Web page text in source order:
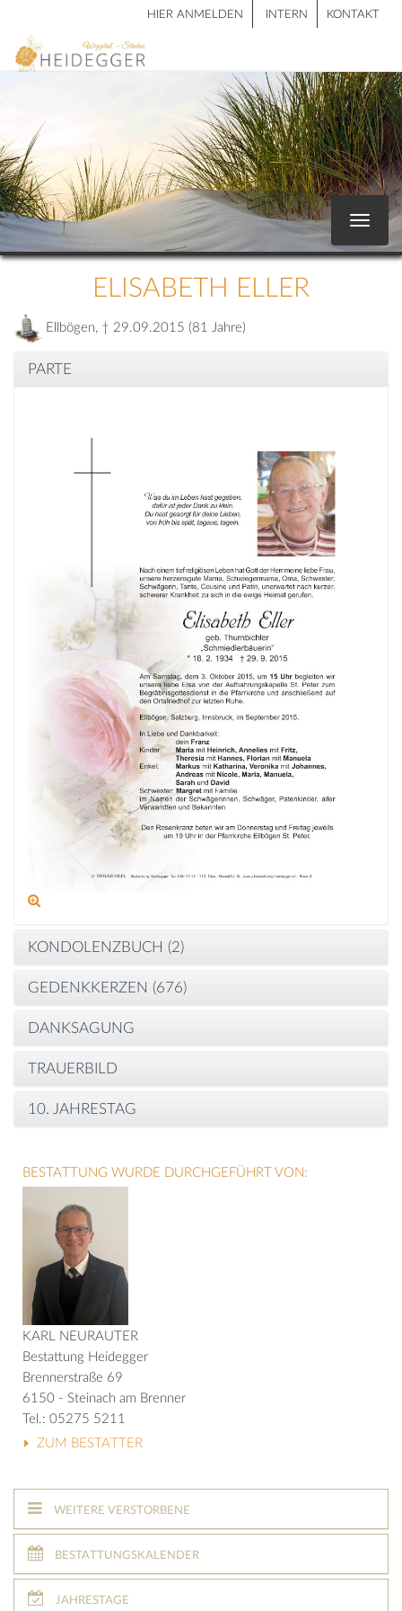
HIER ANMELDEN INTERN KONTAKT
Toggle
ELISABETH ELLER
Ellbögen, † 29.09.2015 (81 Jahre)
PARTE
KONDOLENZBUCH (2)
GEDENKKERZEN (676)
DANKSAGUNG
TRAUERBILD
10. JAHRESTAG
BESTATTUNG WURDE DURCHGEFÜHRT VON:
KARL NEURAUTER
Bestattung Heidegger
Brennerstraße 69
6150 - Steinach am Brenner
Tel.: 05275 5211
ZUM BESTATTER
WEITERE VERSTORBENE
BESTATTUNGSKALENDER
JAHRESTAGE